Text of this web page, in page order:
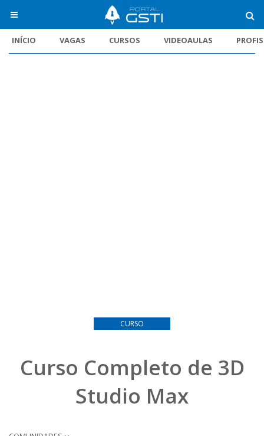
INÍCIO VAGAS CURSOS VIDEOAULAS
CURSO
Curso Completo de 3D
Studio Max